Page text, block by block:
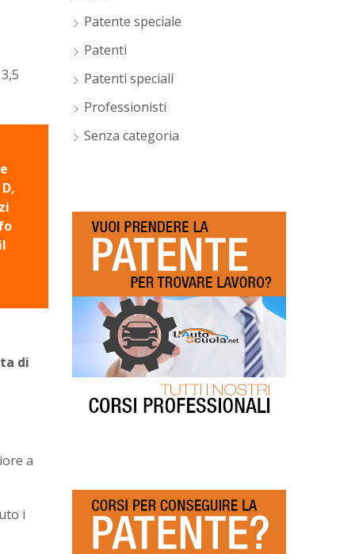
di
a
i
Patente speciale
Patenti
Patenti speciali
Professionisti
Senza categoria